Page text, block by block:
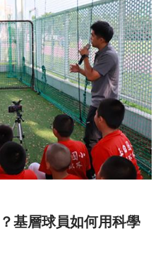
基層球員如何用科學